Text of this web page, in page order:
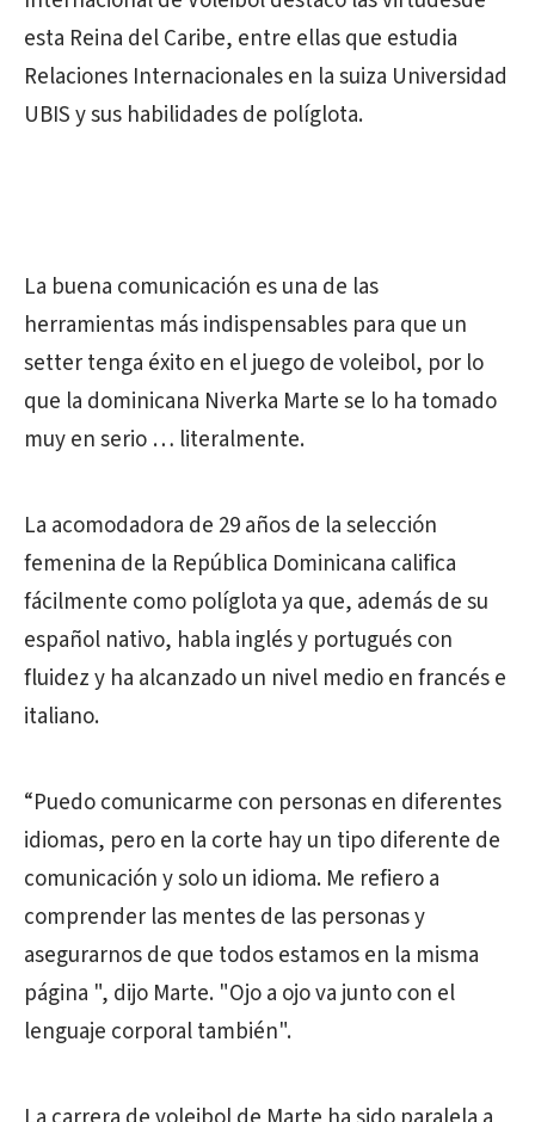
esta Reina del Caribe, entre ellas que estudia
Relaciones Internacionales en la suiza Universidad
UBIS y sus habilidades de políglota.
La buena comunicación es una de las
herramientas más indispensables para que un
setter tenga éxito en el juego de voleibol, por lo
que la dominicana Niverka Marte se lo ha tomado
muy en serio … literalmente.
La acomodadora de 29 años de la selección
femenina de la República Dominicana califica
fácilmente como políglota ya que, además de su
español nativo, habla inglés y portugués con
fluidez y ha alcanzado un nivel medio en francés e
italiano.
“Puedo comunicarme con personas en diferentes
idiomas, pero en la corte hay un tipo diferente de
comunicación y solo un idioma. Me refiero a
comprender las mentes de las personas y
asegurarnos de que todos estamos en la misma
página ", dijo Marte. "Ojo a ojo va junto con el
lenguaje corporal también".